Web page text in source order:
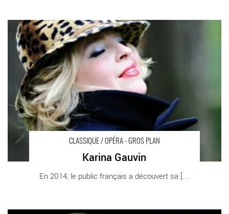
CLASSIQUE / OPÉRA - GROS PLAN
Karina Gauvin
Karina Gauvin - Critique sortie Classique / Opéra Paris